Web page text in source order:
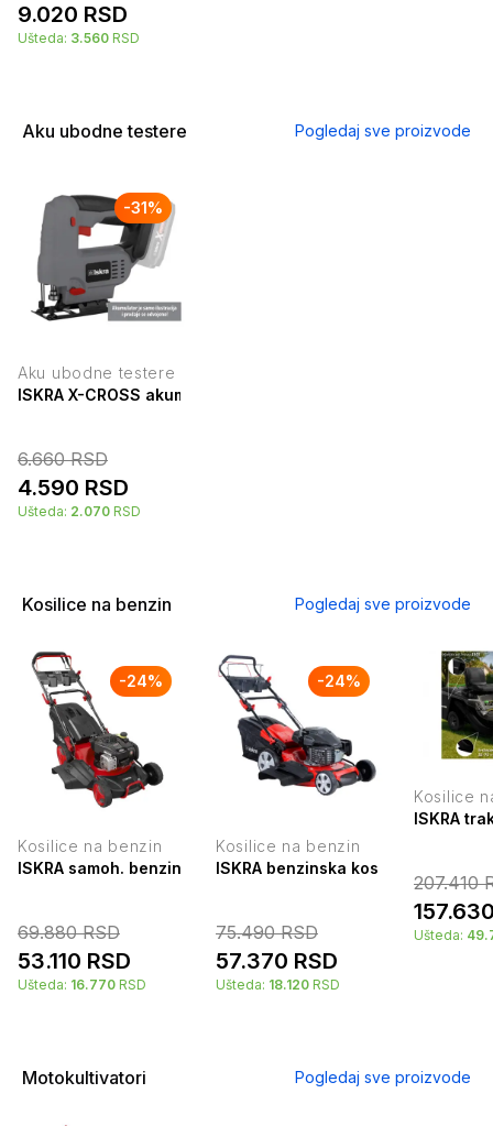
9.020 RSD
Ušteda: 3.560 RSD
Aku ubodne testere Pogledaj sve proizvode
-31%
Aku ubodne testere
ISKRA X-CROSS akumulatorska ubodna testera 20V IX-JS07
6.660RSD
4.590 RSD
Ušteda: 2.070 RSD
Kosilice na benzin Pogledaj sve proizvode
-24%
Kosilice na benzin
ISKRA samoh. benzinska kosilica za travu 140cm3
69.880RSD
53.110 RSD
Ušteda: 16.770 RSD
-24%
Kosilice na benzin
ISKRA benzinska kosilica sa
75.490RSD
57.370 RSD
Ušteda: 18.120 RSD
Kosilice
ISKRA
207.410
Ušteda:
Motokultivatori Pogledaj sve proizvode